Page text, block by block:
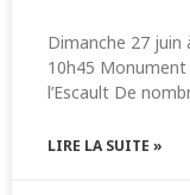
Dimanche 27 juin
10h45
l’Escault De
LIRE LA SUITE »